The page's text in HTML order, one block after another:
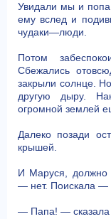
Увидали мы и
ему вслед и
чудаки—люди.
Потом
Сбежались
закрыли солнце.
другую дыру.
огромной землей
Далеко позади
крышей.
И Маруся, должно
— нет. Поискала —
— Папа! — сказала